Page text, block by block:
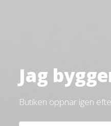
Jag
Butiken öppnar igen